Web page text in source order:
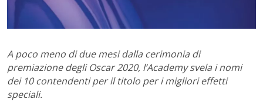
A poco meno di due mesi dalla cerimonia di
premiazione degli Oscar 2020, l’Academy svela i nomi
dei 10 contendenti per il titolo per i migliori effetti
speciali.